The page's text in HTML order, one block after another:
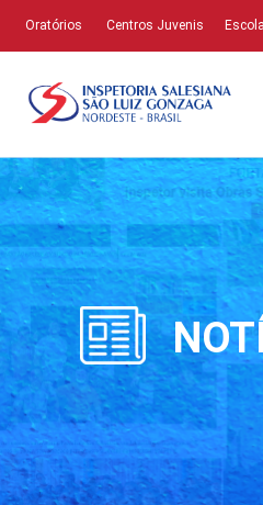
Oratórios Centros Juvenis